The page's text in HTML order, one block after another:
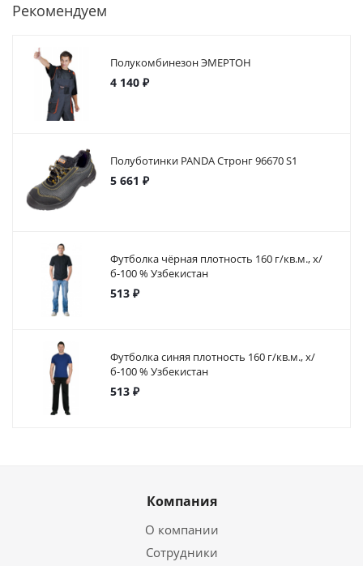
Рекомендуем
Полукомбинезон ЭМЕРТОН
4 140 ₽
Полуботинки PANDA Стронг 96670 S1
5 661 ₽
Футболка чёрная плотность 160 г/кв.м., х/
б-100 % Узбекистан
513 ₽
Футболка синяя плотность 160 г/кв.м., х/
б-100 % Узбекистан
513 ₽
Компания
О компании
Сотрудники